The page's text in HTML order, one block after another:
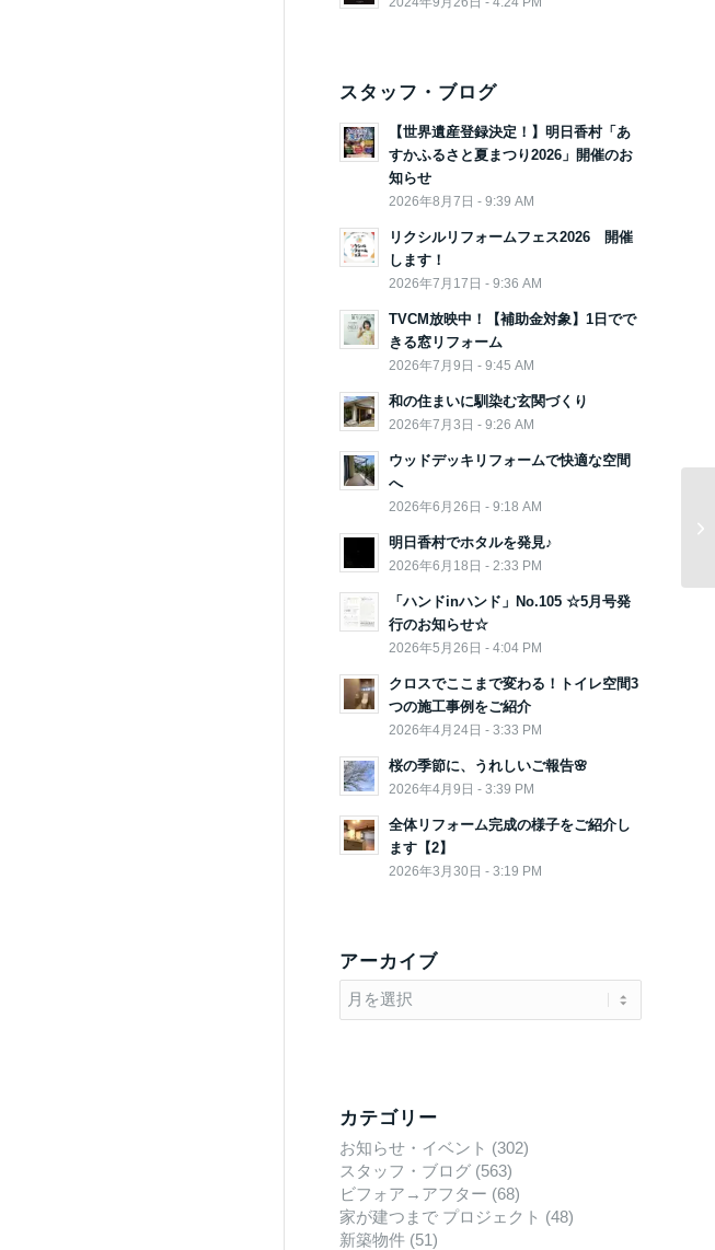
スタッフ・ブログ
【世界遺産登録決定！】明日香村「あ
すかふるさと夏まつり2026」開催のお
知らせ
2026年8月7日 - 9:39 AM
リクシルリフォームフェス2026 開催
します！
2026年7月17日 - 9:36 AM
TVCM放映中！【補助金対象】1日でで
きる窓リフォーム
2026年7月9日 - 9:45 AM
和の住まいに馴染む玄関づくり
2026年7月3日 - 9:26 AM
ウッドデッキリフォームで快適な空間
へ
2026年6月26日 - 9:18 AM
明日香村でホタルを発見♪
2026年6月18日 - 2:33 PM
「ハンドinハンド」No.105 ☆5月号発
行のお知らせ☆
2026年5月26日 - 4:04 PM
クロスでここまで変わる！トイレ空間3
つの施工事例をご紹介
2026年4月24日 - 3:33 PM
桜の季節に、うれしいご報告🌸
2026年4月9日 - 3:39 PM
全体リフォーム完成の様子をご紹介し
ます【2】
2026年3月30日 - 3:19 PM
アーカイブ
カテゴリー
お知らせ・イベント (302)
スタッフ・ブログ (563)
ビフォア→アフター (68)
家が建つまで プロジェクト (48)
新築物件 (51)